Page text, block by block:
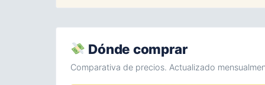
Dónde comprar
Comparativa de precios. Actualizado